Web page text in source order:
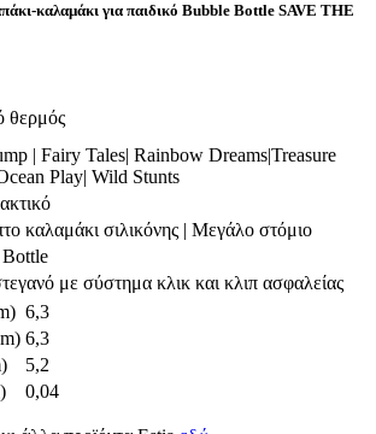
καλαμάκι για παιδικό Bubble Bottle SAVE THE
θερμός
| Fairy Tales| Rainbow Dreams|Treasure
Play| Wild Stunts
καλαμάκι σιλικόνης | Μεγάλο στόμιο
με σύστημα κλικ και κλιπ ασφαλείας
6,3
6,3
5,2
0,04